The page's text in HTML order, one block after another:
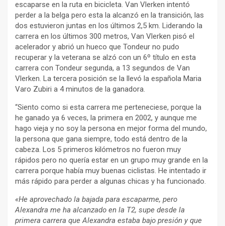
escaparse en la ruta en bicicleta. Van Vlerken intentó
perder a la belga pero esta la alcanzó en la transición, las
dos estuvieron juntas en los últimos 2,5 km. Liderando la
carrera en los últimos 300 metros, Van Vlerken pisó el
acelerador y abrió un hueco que Tondeur no pudo
recuperar y la veterana se alzó con un 6º título en esta
carrera con Tondeur segunda, a 13 segundos de Van
Vlerken. La tercera posición se la llevó la española Maria
Varo Zubiri a 4 minutos de la ganadora.
“Siento como si esta carrera me perteneciese, porque la
he ganado ya 6 veces, la primera en 2002, y aunque me
hago vieja y no soy la persona en mejor forma del mundo,
la persona que gana siempre, todo está dentro de la
cabeza. Los 5 primeros kilómetros no fueron muy
rápidos pero no quería estar en un grupo muy grande en la
carrera porque había muy buenas ciclistas. He intentado ir
más rápido para perder a algunas chicas y ha funcionado.
«He aprovechado la bajada para escaparme, pero
Alexandra me ha alcanzado en la T2, supe desde la
primera carrera que Alexandra estaba bajo presión y que